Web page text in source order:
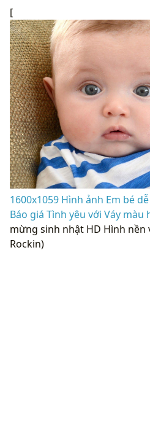
[
1600x1059 Hình ảnh Em bé
Báo giá Tình yêu với Váy màu
mừng sinh nhật HD Hình nền
Rockin)